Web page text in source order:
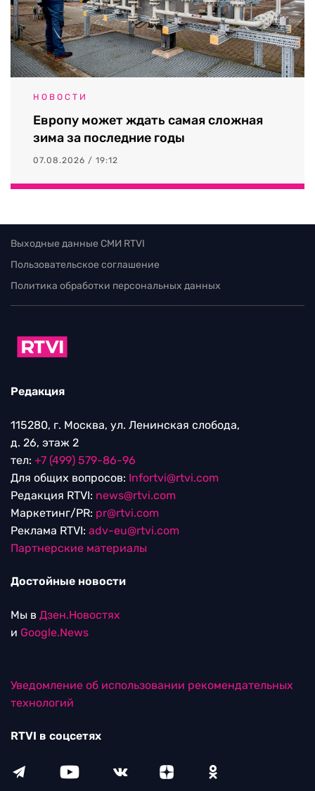
НОВОСТИ
Европу может ждать самая сложная
зима за последние годы
07.08.2026 / 19:12
Выходные данные СМИ RTVI
Пользовательское соглашение
Политика обработки персональных данных
Редакция
115280, г. Москва, ул. Ленинская слобода,
д. 26, этаж 2
тел: +7 (499) 579-86-96
Для общих вопросов: Infortvi@rtvi.com
Редакция RTVI: news@rtvi.com
Маркетинг/PR: pr@rtvi.com
Реклама RTVI: adv-eu@rtvi.com
Партнерские материалы
Достойные новости
Мы в Дзен.Новостях
и Google.News
Уведомление об использовании рекомендательных
технологий
RTVI в соцсетях